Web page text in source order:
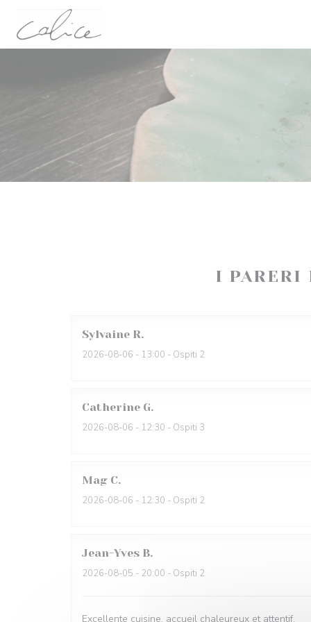
Personalizzazione delle tue scelte sui cookie
I PARERI
Sylvaine R
2026-08-06 - 13:00 - Ospiti 2
Catherine G
2026-08-06 - 12:30 - Ospiti 3
Mag C
2026-08-06 - 12:30 - Ospiti 2
Jean-Yves B
2026-08-05 - 20:00 - Ospiti 2
Excellente cuisine, accueil chaleureux et attentif.